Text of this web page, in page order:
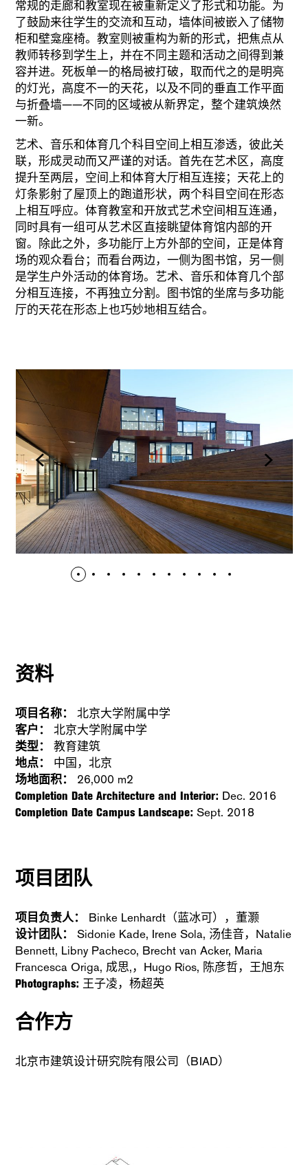
常规的走廊和教室现在被重新定义了形式和功能。为
了鼓励来往学生的交流和互动，墙体间被嵌入了储物
柜和壁龛座椅。教室则被重构为新的形式，把焦点从
教师转移到学生上，并在不同主题和活动之间得到兼
容并进。死板单一的格局被打破，取而代之的是明亮
的灯光，高度不一的天花，以及不同的垂直工作平面
与折叠墙——不同的区域被从新界定，整个建筑焕然
一新。
艺术、音乐和体育几个科目空间上相互渗透，彼此关
联，形成灵动而又严谨的对话。首先在艺术区，高度
提升至两层，空间上和体育大厅相互连接；天花上的
灯条影射了屋顶上的跑道形状，两个科目空间在形态
上相互呼应。体育教室和开放式艺术空间相互连通，
同时具有一组可从艺术区直接眺望体育馆内部的开
窗。除此之外，多功能厅上方外部的空间，正是体育
场的观众看台；而看台两边，一侧为图书馆，另一侧
是学生户外活动的体育场。艺术、音乐和体育几个部
分相互连接，不再独立分割。图书馆的坐席与多功能
厅的天花在形态上也巧妙地相互结合。
资料
项目名称：
北京大学附属中学
客户：
北京大学附属中学
类型：
教育建筑
地点：
中国，北京
场地面积：
26,000 m2
Completion Date Architecture and Interior: Dec. 2016
Completion Date Campus Landscape: Sept. 2018
项目团队
项目负责人：
Binke Lenhardt（蓝冰可），董灏
设计团队：
Sidonie Kade, Irene Sola, 汤佳音，Natalie
Bennett, Libny Pacheco, Brecht van Acker, Maria
Francesca Origa, 成思,，Hugo Ríos, 陈彦哲，王旭东
Photographs: 王子凌，杨超英
合作方
北京市建筑设计研究院有限公司（BIAD）